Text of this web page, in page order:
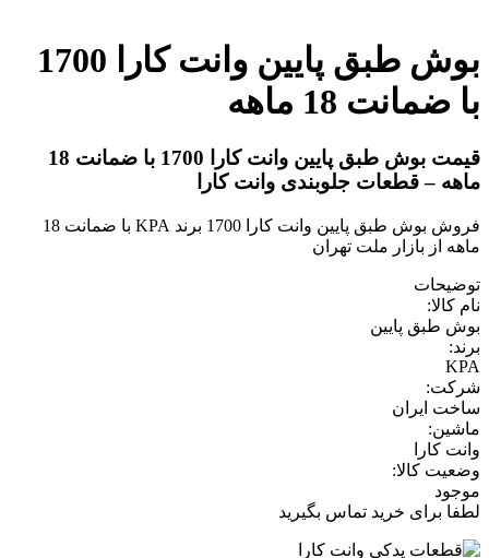
بوش طبق پایین وانت کارا 1700
با ضمانت 18 ماهه
قیمت بوش طبق پایین وانت کارا 1700 با ضمانت 18
ماهه – قطعات جلوبندی وانت کارا
فروش بوش طبق پایین وانت کارا 1700 برند KPA با ضمانت 18
ماهه از بازار ملت تهران
توضیحات
نام کالا:
بوش طبق پایین
برند:
KPA
شرکت:
ساخت ایران
ماشین:
وانت کارا
وضعیت کالا:
موجود
لطفا برای خرید تماس بگیرید